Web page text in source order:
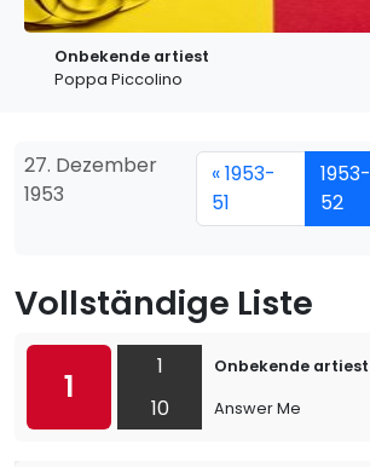
Onbekende artiest
Poppa Piccolino
27. Dezember
1953
« 1953-
51
1953-
52
Vollständige Liste
1
1
10
Onbekende artiest
Answer Me